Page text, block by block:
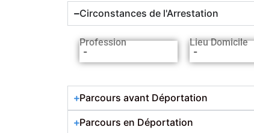
Circonstances de l'Arrestation
Profession
-
Lieu Domicile
-
Parcours avant Déportation
Parcours en Déportation